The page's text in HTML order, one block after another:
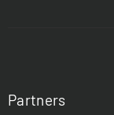
Partners